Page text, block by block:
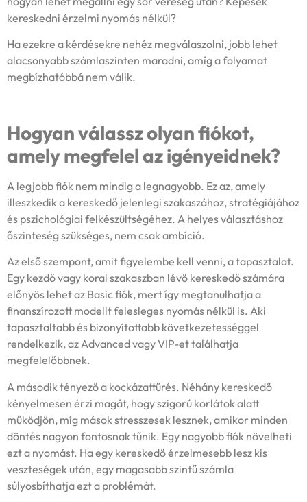
kereskedni érzelmi nyomás nélkül?
Ha ezekre a kérdésekre nehéz megválaszolni, jobb lehet
alacsonyabb számlaszinten maradni, amíg a folyamat
megbízhatóbbá nem válik.
Hogyan válassz olyan fiókot,
amely megfelel az igényeidnek?
A legjobb fiók nem mindig a legnagyobb. Ez az, amely
illeszkedik a kereskedő jelenlegi szakaszához, stratégiájához
és pszichológiai felkészültségéhez. A helyes választáshoz
őszinteség szükséges, nem csak ambíció.
Az első szempont, amit figyelembe kell venni, a tapasztalat.
Egy kezdő vagy korai szakaszban lévő kereskedő számára
előnyös lehet az Basic fiók, mert így megtanulhatja a
finanszírozott modellt felesleges nyomás nélkül is. Aki
tapasztaltabb és bizonyítottabb következetességgel
rendelkezik, az Advanced vagy VIP-et találhatja
megfelelőbbnek.
A második tényező a kockázattűrés. Néhány kereskedő
kényelmesen érzi magát, hogy szigorú korlátok alatt
működjön, míg mások stresszesek lesznek, amikor minden
döntés nagyon fontosnak tűnik. Egy nagyobb fiók növelheti
ezt a nyomást. Ha egy kereskedő érzelmesebb lesz kis
veszteségek után, egy magasabb szintű számla
súlyosbíthatja ezt a problémát.